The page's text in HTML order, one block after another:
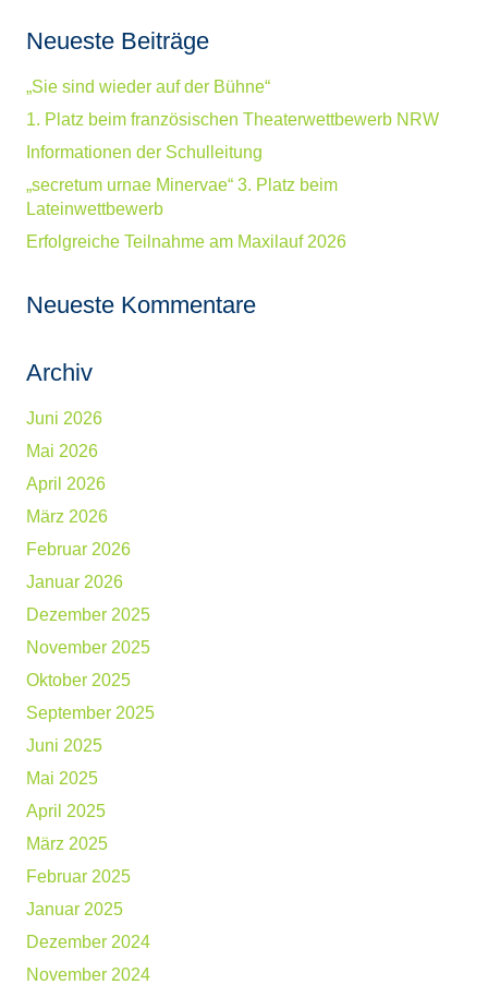
Neueste Beiträge
„Sie sind wieder auf der Bühne“
1. Platz beim französischen Theaterwettbewerb NRW
Informationen der Schulleitung
„secretum urnae Minervae“ 3. Platz beim
Lateinwettbewerb
Erfolgreiche Teilnahme am Maxilauf 2026
Neueste Kommentare
Archiv
Juni 2026
Mai 2026
April 2026
März 2026
Februar 2026
Januar 2026
Dezember 2025
November 2025
Oktober 2025
September 2025
Juni 2025
Mai 2025
April 2025
März 2025
Februar 2025
Januar 2025
Dezember 2024
November 2024